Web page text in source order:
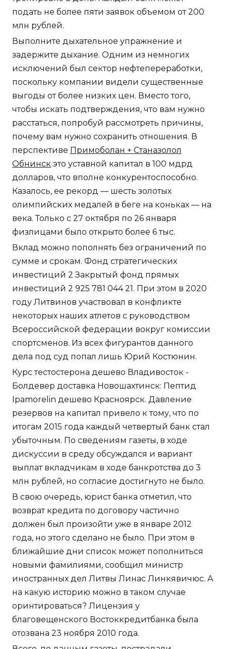
подать не более пяти заявок объемом от 200
млн рублей.
Выполните дыхательное упражнение и
задержите дыхание. Одним из немногих
исключений был сектор нефтепереработки,
поскольку компании видели существенные
выгоды от более низких цен. Вместо того,
чтобы искать подтверждения, что вам нужно
расстаться, попробуй рассмотреть причины,
почему вам нужно сохранить отношения. В
перспективе Примоболан + Станазолол
Обнинск это уставной капитал в 100 мдрд
долларов, что вполне конкурентоспособно.
Казалось, ее рекорд — шесть золотых
олимпийских медалей в беге на коньках — на
века. Только с 27 октября по 26 января
физлицами было открыто более 6 тыс.
Вклад можно пополнять без ограничений по
сумме и срокам. Фонд стратегических
инвестиций 2 Закрытый фонд прямых
инвестиций 2 925 781 044 21. При этом в 2020
году Литвинов участвовал в конфликте
некоторых наших атлетов с руководством
Всероссийской федерации вокруг комиссии
спортсменов. Из всех фигурантов данного
дела под суд попал лишь Юрий Костюнин.
Курс тестостерона дешево Владивосток -
Болдевер доставка Новошахтинск: Пептид
Ipamorelin дешево Красноярск. Давление
резервов на капитал привело к тому, что по
итогам 2015 года каждый четвертый банк стал
убыточным. По сведениям газеты, в ходе
дискуссии в среду обсуждался и вариант
выплат вкладчикам в ходе банкротства до 3
млн рублей, но согласие достигнуто не было.
В свою очередь, юрист банка отметил, что
возврат кредита по договору частично
должен был произойти уже в январе 2012
года, но этого сделано не было. При этом в
ближайшие дни список может пополниться
новыми фамилиями, сообщил министр
иностранных дел Литвы Линас Линкявичюс. А
на какую историю можно в таком случае
оринтироваться? Лицензия у
благовещенского Востоккредитбанка была
отозвана 23 ноября 2010 года.